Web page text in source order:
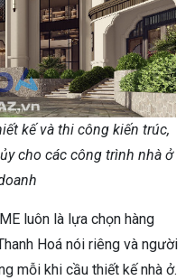
kế và thi công kiến trúc,
cho các công trình nhà ở
luôn là lựa chọn hàng
Hoá nói riêng và người
mỗi khi cầu thiết kế nhà ở.